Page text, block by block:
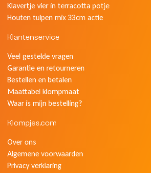
Klavertje vier in terracotta potje
Houten tulpen mix 33cm actie
Klantenservice
Veel gestelde vragen
Garantie en retourneren
Bestellen en betalen
Maattabel klompmaat
Waar is mijn bestelling?
Klompjes.com
Over ons
Algemene voorwaarden
Privacy verklaring